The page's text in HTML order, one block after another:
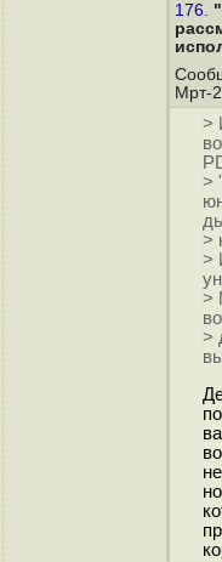
176.
Мрт-
>
>
>
>
>
>